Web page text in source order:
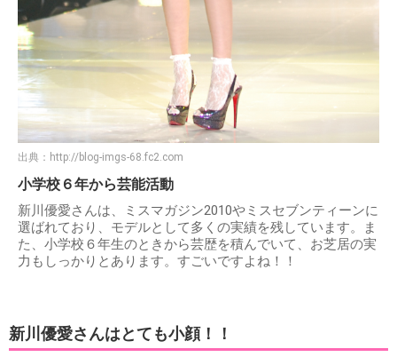
出典： http://blog-imgs-68.fc2.com
小学校６年から芸能活動
新川優愛さんは、ミスマガジン2010やミスセブンティーンに
選ばれており、モデルとして多くの実績を残しています。ま
た、小学校６年生のときから芸歴を積んでいて、お芝居の実
力もしっかりとあります。すごいですよね！！
新川優愛さんはとても小顔！！